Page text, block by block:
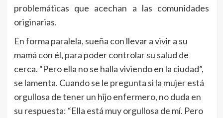
problemáticas que acechan a las comunidades
originarias.
En forma paralela, sueña con llevar a vivir a su
mamá con él, para poder controlar su salud de
cerca. “Pero ella no se halla viviendo en la ciudad”,
se lamenta. Cuando se le pregunta si la mujer está
orgullosa de tener un hijo enfermero, no duda en
su respuesta: “Ella está muy orgullosa de mí. Pero